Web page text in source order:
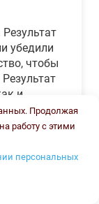
убедили
чтобы
и
Продолжая
работу с этими
персональных